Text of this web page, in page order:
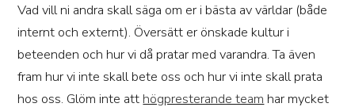
Vad vill ni andra skall säga om er i bästa av världar (både
internt och externt). Översätt er önskade kultur i
beteenden och hur vi då pratar med varandra. Ta även
fram hur vi inte skall bete oss och hur vi inte skall prata
hos oss. Glöm inte att högpresterande team har mycket